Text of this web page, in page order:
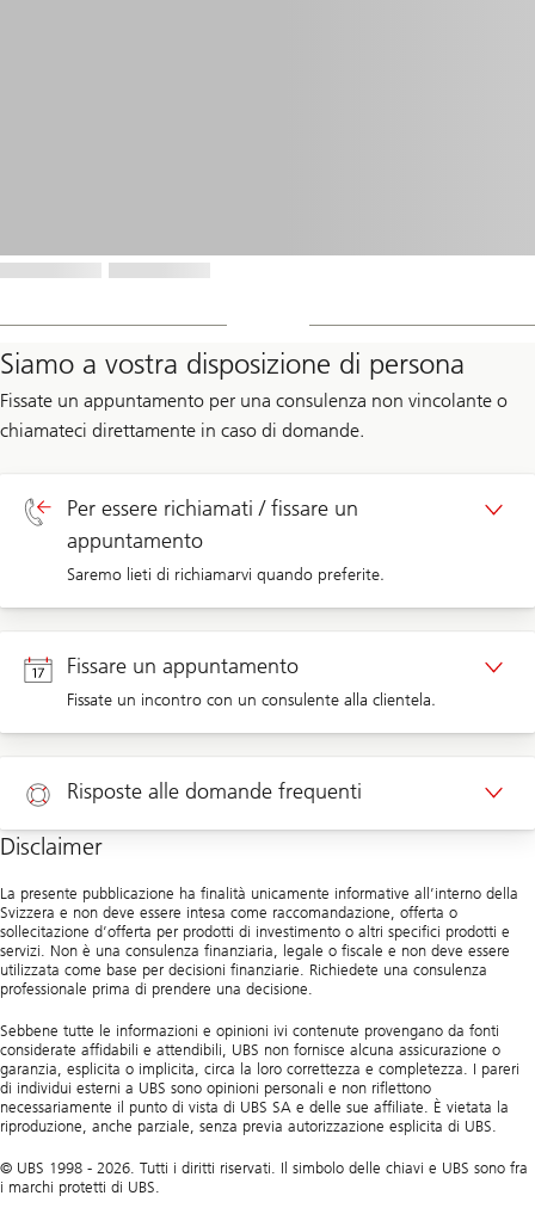
Siamo a vostra disposizione di persona
Fissate un appuntamento per una consulenza non vincolante o
chiamateci direttamente in caso di domande.
Per essere richiamati / fissare un
appuntamento
Saremo lieti di richiamarvi quando preferite.
Richiamata clienti privati
Richiamata clienti aziendali
Fissare un appuntamento
Fissate un incontro con un consulente alla clientela.
Appuntamento clienti privati
Appuntamento clienti aziendali
Risposte alle domande frequenti
Aiuto
Disclaimer
La presente pubblicazione ha finalità unicamente informative all’interno della
Svizzera e non deve essere intesa come raccomandazione, offerta o
sollecitazione d’offerta per prodotti di investimento o altri specifici prodotti e
servizi. Non è una consulenza finanziaria, legale o fiscale e non deve essere
utilizzata come base per decisioni finanziarie. Richiedete una consulenza
professionale prima di prendere una decisione.
Sebbene tutte le informazioni e opinioni ivi contenute provengano da fonti
considerate affidabili e attendibili, UBS non fornisce alcuna assicurazione o
garanzia, esplicita o implicita, circa la loro correttezza e completezza. I pareri
di individui esterni a UBS sono opinioni personali e non riflettono
necessariamente il punto di vista di UBS SA e delle sue affiliate. È vietata la
riproduzione, anche parziale, senza previa autorizzazione esplicita di UBS.
© UBS 1998 - 2026. Tutti i diritti riservati. Il simbolo delle chiavi e UBS sono fra
i marchi protetti di UBS.